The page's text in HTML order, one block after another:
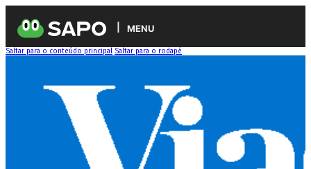
MENU
Saltar para o conteúdo principal Saltar para o rodapé